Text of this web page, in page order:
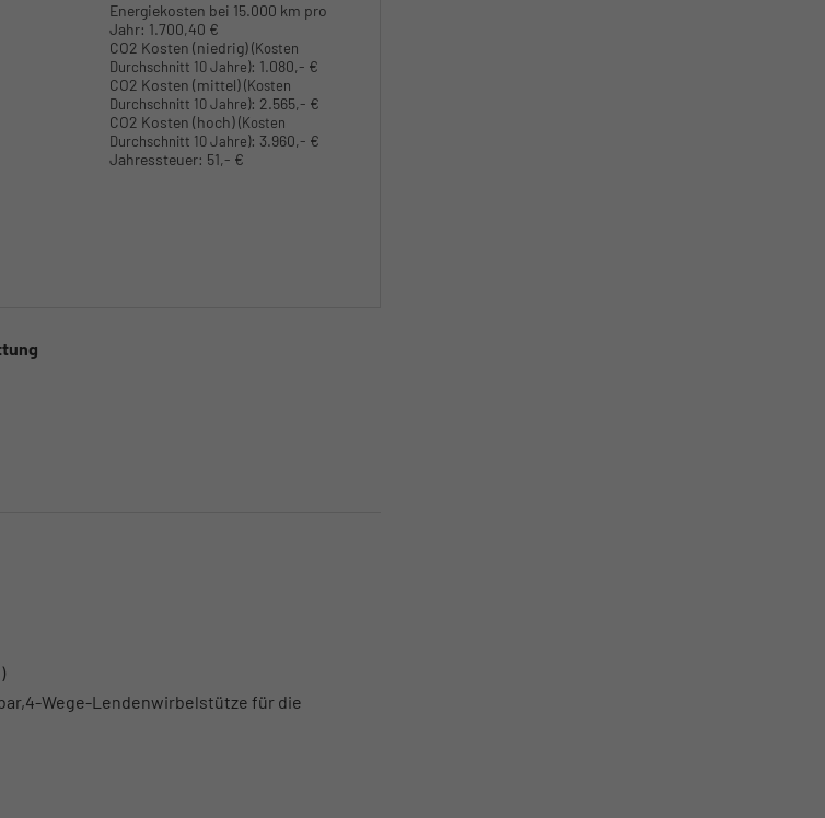
Energiekosten bei 15.000 km pro
Jahr: 1.700,40 €
CO2 Kosten (niedrig)(Kosten
Durchschnitt 10 Jahre): 1.080,- €
CO2 Kosten (mittel)(Kosten
Durchschnitt 10 Jahre): 2.565,- €
CO2 Kosten (hoch)(Kosten
Durchschnitt 10 Jahre): 3.960,- €
Jahressteuer: 51,- €
Wege-Lendenwirbelstütze für die